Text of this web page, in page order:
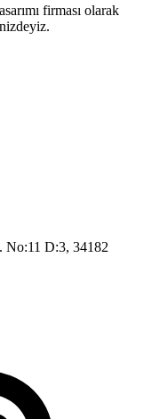
firması olarak
No:11 D:3, 34182